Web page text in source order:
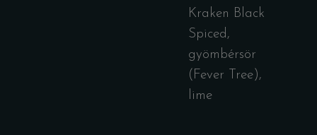
Kraken Black
Spiced,
gyömbérsör
(Fever Tree),
lime